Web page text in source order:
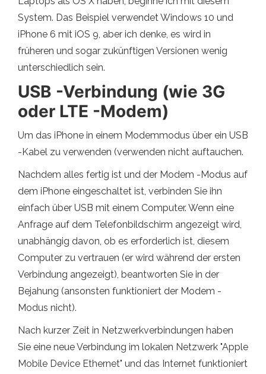
System. Das Beispiel verwendet Windows 10 und
iPhone 6 mit iOS 9, aber ich denke, es wird in
früheren und sogar zukünftigen Versionen wenig
unterschiedlich sein.
USB -Verbindung (wie 3G
oder LTE -Modem)
Um das iPhone in einem Modemmodus über ein USB
-Kabel zu verwenden (verwenden nicht auftauchen.
Nachdem alles fertig ist und der Modem -Modus auf
dem iPhone eingeschaltet ist, verbinden Sie ihn
einfach über USB mit einem Computer. Wenn eine
Anfrage auf dem Telefonbildschirm angezeigt wird,
unabhängig davon, ob es erforderlich ist, diesem
Computer zu vertrauen (er wird während der ersten
Verbindung angezeigt), beantworten Sie in der
Bejahung (ansonsten funktioniert der Modem -
Modus nicht).
Nach kurzer Zeit in Netzwerkverbindungen haben
Sie eine neue Verbindung im lokalen Netzwerk "Apple
Mobile Device Ethernet" und das Internet funktioniert